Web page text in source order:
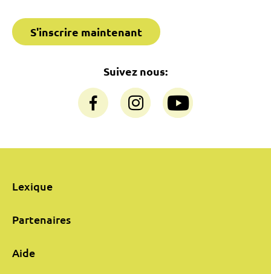
S'inscrire maintenant
Suivez nous:
Lexique
Partenaires
Aide